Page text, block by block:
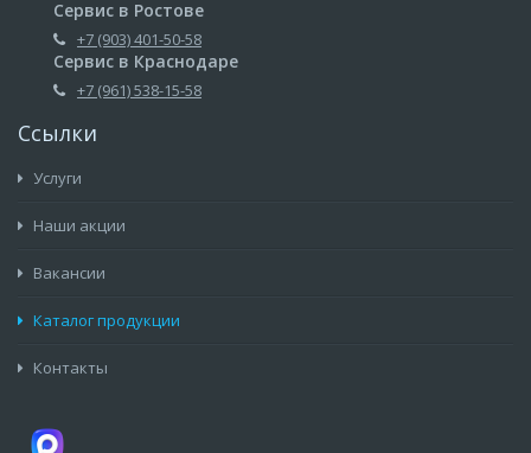
Сервис в Ростове
+7 (903) 401-50-58
Сервис в Краснодаре
+7 (961) 538-15-58
Ссылки
Услуги
Наши акции
Вакансии
Каталог продукции
Контакты